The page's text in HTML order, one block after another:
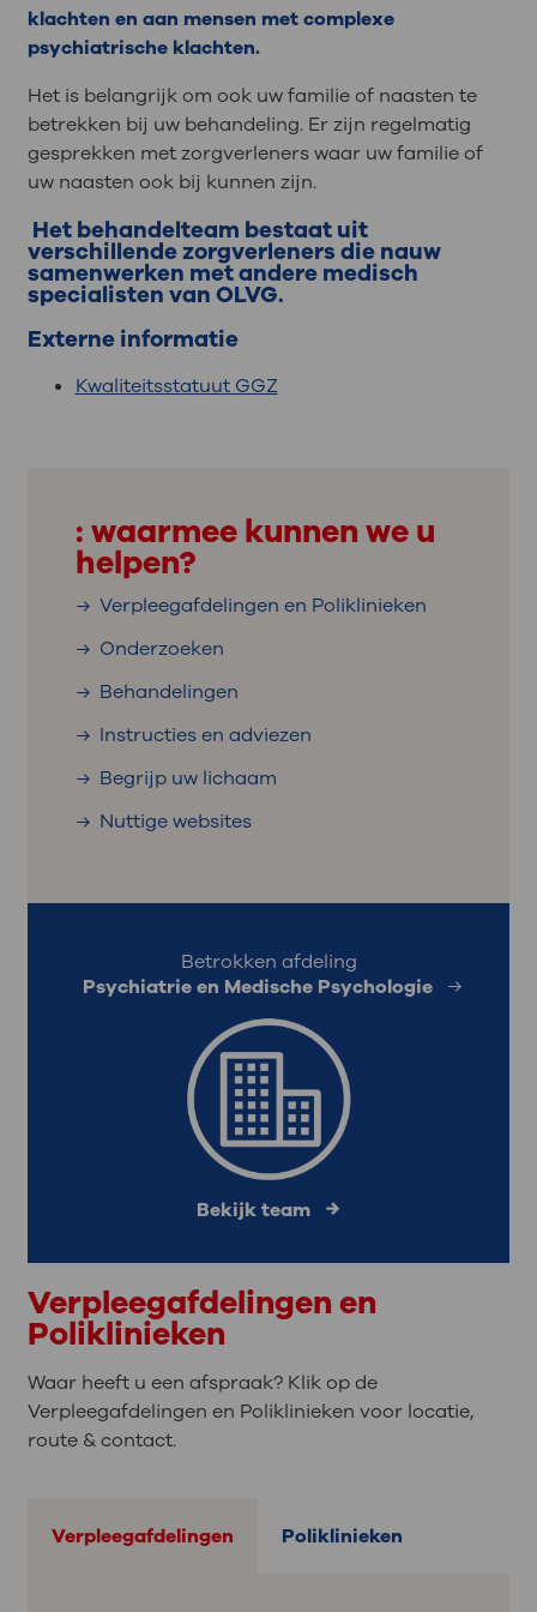
klachten en aan mensen met complexe
psychiatrische klachten.
Het is belangrijk om ook uw familie of naasten te
betrekken bij uw behandeling. Er zijn regelmatig
gesprekken met zorgverleners waar uw familie of
uw naasten ook bij kunnen zijn.
Het behandelteam bestaat uit
verschillende zorgverleners die nauw
samenwerken met andere medisch
specialisten van OLVG.
Externe informatie
Kwaliteitsstatuut GGZ
: waarmee kunnen we u
helpen?
Verpleegafdelingen en Poliklinieken
Onderzoeken
Behandelingen
Instructies en adviezen
Begrijp uw lichaam
Nuttige websites
Betrokken afdeling
Psychiatrie en Medische Psychologie
Bekijk team
Verpleegafdelingen en
Poliklinieken
Waar heeft u een afspraak? Klik op de
Verpleegafdelingen en Poliklinieken voor locatie,
route & contact.
Verpleegafdelingen Poliklinieken